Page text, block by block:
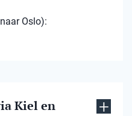
Oslo):
Kiel en